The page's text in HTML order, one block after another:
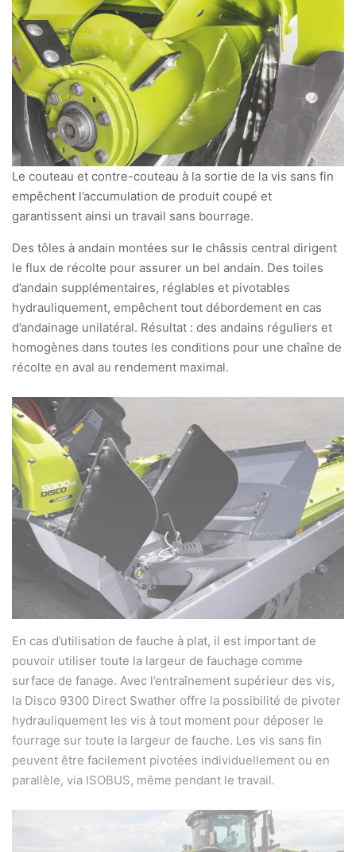
Le couteau et contre-couteau à la sortie de la vis sans fin
empêchent l’accumulation de produit coupé et
garantissent ainsi un travail sans bourrage.
Des tôles à andain montées sur le châssis central dirigent
le flux de récolte pour assurer un bel andain. Des toiles
d’andain supplémentaires, réglables et pivotables
hydrauliquement, empêchent tout débordement en cas
d’andainage unilatéral. Résultat : des andains réguliers et
homogènes dans toutes les conditions pour une chaîne de
récolte en aval au rendement maximal.
En cas d’utilisation de fauche à plat, il est important de
pouvoir utiliser toute la largeur de fauchage comme
surface de fanage. Avec l’entraînement supérieur des vis,
la Disco 9300 Direct Swather offre la possibilité de pivoter
hydrauliquement les vis à tout moment pour déposer le
fourrage sur toute la largeur de fauche. Les vis sans fin
peuvent être facilement pivotées individuellement ou en
parallèle, via ISOBUS, même pendant le travail.